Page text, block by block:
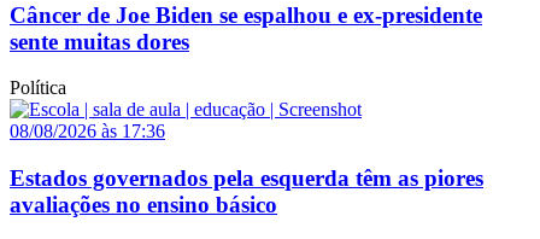
Câncer de Joe Biden se espalhou e ex-presidente
sente muitas dores
Política
08/08/2026 às 17:36
Estados governados pela esquerda têm as piores
avaliações no ensino básico